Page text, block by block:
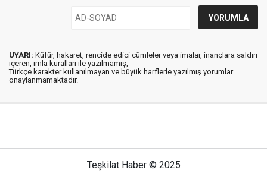
UYARI: Küfür, hakaret, rencide edici cümleler veya imalar, inançlara saldırı
içeren, imla kuralları ile yazılmamış,
Türkçe karakter kullanılmayan ve büyük harflerle yazılmış yorumlar
onaylanmamaktadır.
Teşkilat Haber © 2025